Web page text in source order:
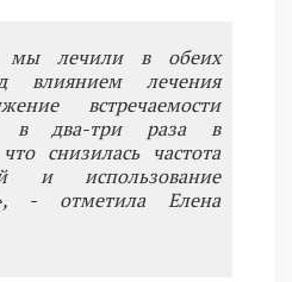
мы лечили в обеих
влиянием лечения
встречаемости
в два-три раза в
снизилась частота
и использование
- отметила Елена